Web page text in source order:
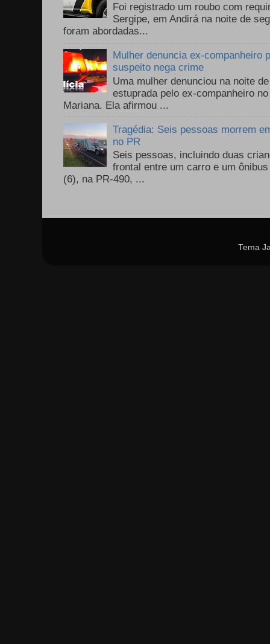
Foi registrado um roubo com
Sergipe, em Andirá na noite de
foram abordadas...
Mulher denuncia ex-companheiro
suspeito nega crime
Uma mulher denunciou na noite
estuprada pelo ex-companheiro
Mariana. Ela afirmou ...
Tragédia: Seis pessoas morrem
no PR
Seis pessoas, incluindo duas
frontal entre um carro e um
(6), na PR-490, ...
Tema